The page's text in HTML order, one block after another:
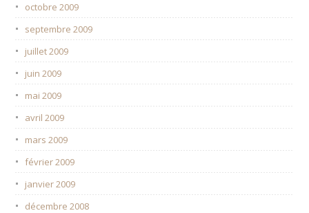
octobre 2009
septembre 2009
juillet 2009
juin 2009
mai 2009
avril 2009
mars 2009
février 2009
janvier 2009
décembre 2008